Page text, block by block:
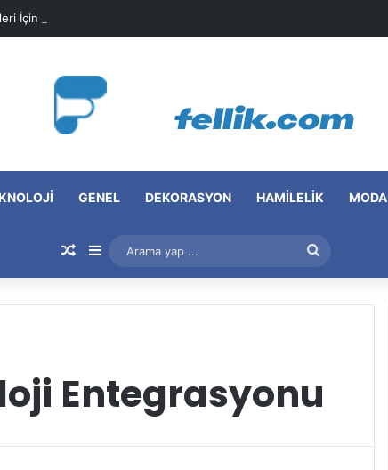
İçin Pratik Maske Önerileri
GENEL DEKORASYON HAMILELIK MODA
Rastgele Makale
Kenar Bölmesi
Arama
yap
Entegrasyonu